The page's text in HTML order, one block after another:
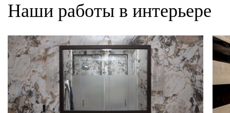
Наши работы в интерьере